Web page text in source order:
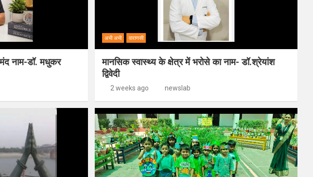
नाम-डॉ. मधुकर
अभी अभी वाराणसी
मानसिक स्वास्थ्य के क्षेत्र में भरोसे का नाम- डॉ.श्रेयांश
द्विवेदी
2 weeks ago newslab